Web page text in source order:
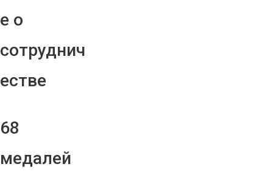
е о
сотруднич
естве
68
медалей